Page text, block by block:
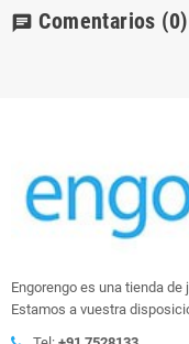
chat Comentarios (0)
Engorengo es una tienda
Estamos a vuestra